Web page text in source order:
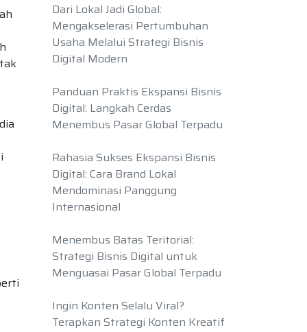
Dari Lokal Jadi Global:
Mengakselerasi Pertumbuhan
Usaha Melalui Strategi Bisnis
Digital Modern
Panduan Praktis Ekspansi Bisnis
Digital: Langkah Cerdas
Menembus Pasar Global Terpadu
Rahasia Sukses Ekspansi Bisnis
Digital: Cara Brand Lokal
Mendominasi Panggung
Internasional
Menembus Batas Teritorial:
Strategi Bisnis Digital untuk
Menguasai Pasar Global Terpadu
Ingin Konten Selalu Viral?
Terapkan Strategi Konten Kreatif